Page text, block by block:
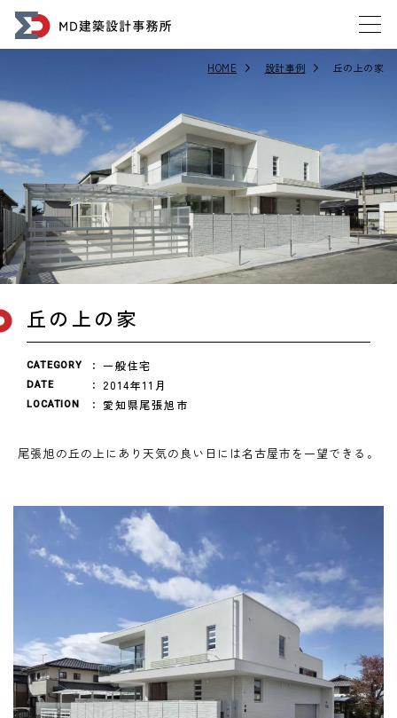
HOME 設計事例 丘の上の家
丘の上の家
CATEGORY 一般住宅
DATE 2014年11月
LOCATION 愛知県尾張旭市
尾張旭の丘の上にあり天気の良い日には名古屋市を一望できる。